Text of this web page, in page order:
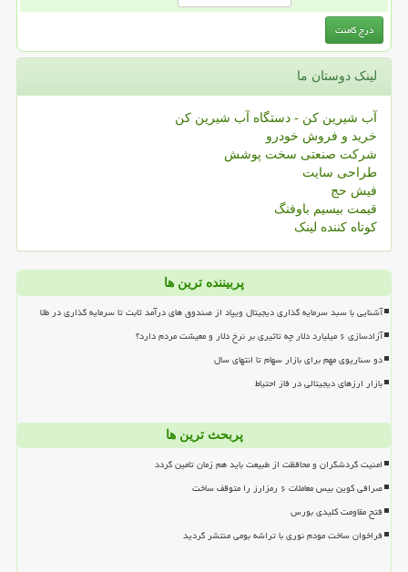
لینک دوستان ما
آب شیرین کن - دستگاه آب شیرین کن
خرید و فروش خودرو
شرکت صنعتی سخت پوشش
طراحی سایت
فیش حج
قیمت بیسیم باوفنگ
کوتاه کننده لینک
پربیننده ترین ها
آشنایی با سبد سرمایه گذاری دیجیتال ویپاد از صندوق های درآمد ثابت تا سرمایه گذاری در طلا
آزادسازی ۶ میلیارد دلار چه تاثیری بر نرخ دلار و معیشت مردم دارد؟
دو سناریوی مهم برای بازار سهام تا انتهای سال
بازار ارزهای دیجیتالی در فاز احتیاط
پربحث ترین ها
امنیت گردشگران و محافظت از طبیعت باید هم زمان تامین گردد
صرافی کوین بیس معاملات ۶ رمزارز را متوقف ساخت
فتح مقاومت کلیدی بورس
فراخوان ساخت مودم نوری با تراشه بومی منتشر گردید